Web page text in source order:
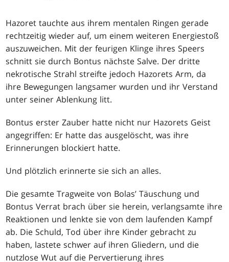
Hazoret tauchte aus ihrem mentalen Ringen gerade
rechtzeitig wieder auf, um einem weiteren Energiestoß
auszuweichen. Mit der feurigen Klinge ihres Speers
schnitt sie durch Bontus nächste Salve. Der dritte
nekrotische Strahl streifte jedoch Hazorets Arm, da
ihre Bewegungen langsamer wurden und ihr Verstand
unter seiner Ablenkung litt.
Bontus erster Zauber hatte nicht nur Hazorets Geist
angegriffen: Er hatte das ausgelöscht, was ihre
Erinnerungen blockiert hatte.
Und plötzlich erinnerte sie sich an alles.
Die gesamte Tragweite von Bolas’ Täuschung und
Bontus Verrat brach über sie herein, verlangsamte ihre
Reaktionen und lenkte sie von dem laufenden Kampf
ab. Die Schuld, Tod über ihre Kinder gebracht zu
haben, lastete schwer auf ihren Gliedern, und die
nutzlose Wut auf die Pervertierung ihres